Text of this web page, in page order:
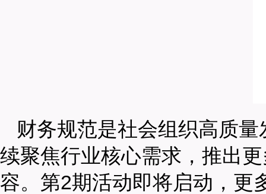
财务规范是社会组织高质
续聚焦行业核心需求，推出
容。第2期活动即将启动，更